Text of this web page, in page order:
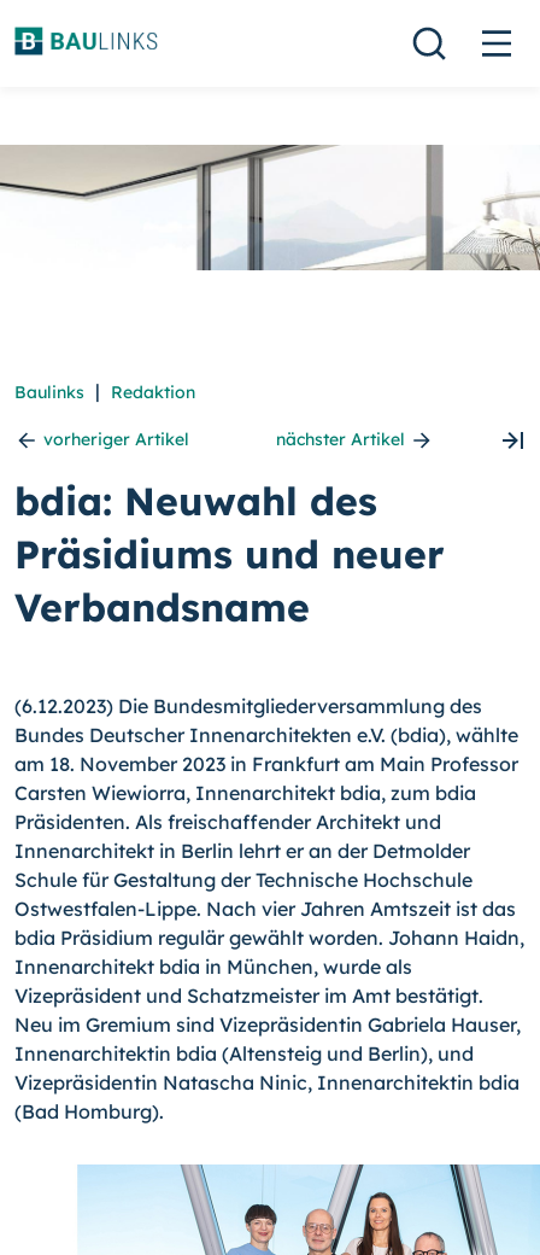
Baulinks | Redaktion
vorheriger Artikel nächster Artikel
bdia: Neuwahl des
Präsidiums und neuer
Verbandsname
(6.12.2023) Die Bundesmitgliederversammlung des
Bundes Deutscher Innenarchitekten e.V. (bdia), wählte
am 18. November 2023 in Frankfurt am Main Professor
Carsten Wiewiorra, Innenarchitekt bdia, zum bdia
Präsidenten. Als freischaffender Architekt und
Innenarchitekt in Berlin lehrt er an der Detmolder
Schule für Gestaltung der Technische Hochschule
Ostwestfalen-Lippe. Nach vier Jahren Amtszeit ist das
bdia Präsidium regulär gewählt worden. Johann Haidn,
Innenarchitekt bdia in München, wurde als
Vizepräsident und Schatzmeister im Amt bestätigt.
Neu im Gremium sind Vizepräsidentin Gabriela Hauser,
Innenarchitektin bdia (Altensteig und Berlin), und
Vizepräsidentin Natascha Ninic, Innenarchitektin bdia
(Bad Homburg).